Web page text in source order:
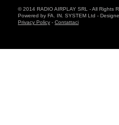
© 2014 RADIO AIRPLAY SRL - All Rights
Powered by FA. IN. SYSTEM Ltd -
Privacy Policy - Contattaci